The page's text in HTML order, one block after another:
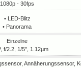
1080p - 30fps
• LED-Blitz
• Panorama
Einzelne
f/2.2, 1/5", 1.12µm
Annäherungssensor,